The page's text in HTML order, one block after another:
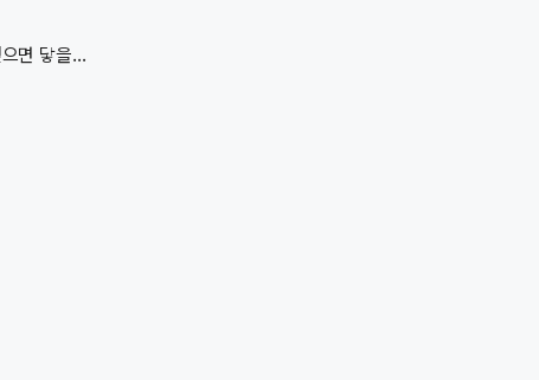
면 닿을...